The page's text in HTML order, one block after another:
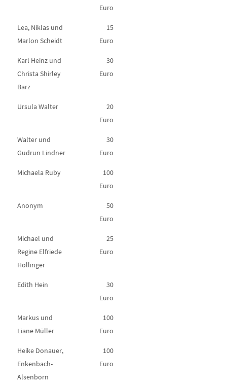
Euro
Lea, Niklas und
Marlon Scheidt
15
Euro
Karl Heinz und
Christa Shirley
Barz
30
Euro
Ursula Walter
20
Euro
Walter und
Gudrun Lindner
30
Euro
Michaela Ruby
100
Euro
Anonym
50
Euro
Michael und
Regine Elfriede
Hollinger
25
Euro
Edith Hein
30
Euro
Markus und
Liane Müller
100
Euro
Heike Donauer,
Enkenbach-
Alsenborn
100
Euro